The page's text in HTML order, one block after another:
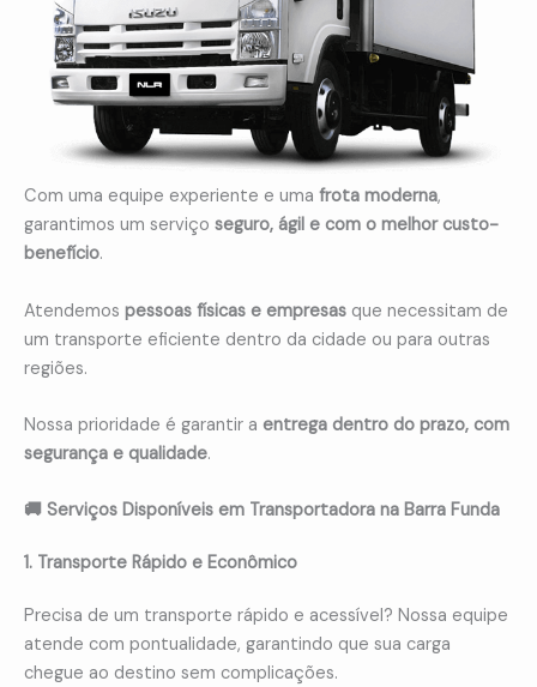
Com uma equipe experiente e uma frota moderna,
garantimos um serviço seguro, ágil e com o melhor custo-
benefício.
Atendemos pessoas físicas e empresas que necessitam de
um transporte eficiente dentro da cidade ou para outras
regiões.
Nossa prioridade é garantir a entrega dentro do prazo, com
segurança e qualidade.
🚚 Serviços Disponíveis em Transportadora na Barra Funda
1. Transporte Rápido e Econômico
Precisa de um transporte rápido e acessível? Nossa equipe
atende com pontualidade, garantindo que sua carga
chegue ao destino sem complicações.